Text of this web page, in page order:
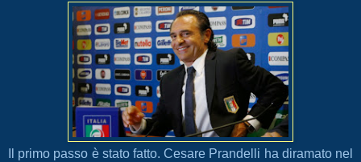
Il primo passo è stato fatto. Cesare Prandelli ha diramato nel